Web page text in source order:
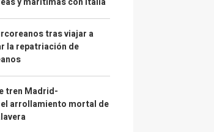
tras viajar a
la repatriación de
tren Madrid-
arrollamiento mortal de